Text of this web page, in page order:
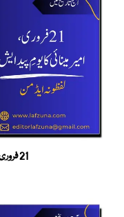
21 فروری، امیر مینائی کا یومِ پیدایش